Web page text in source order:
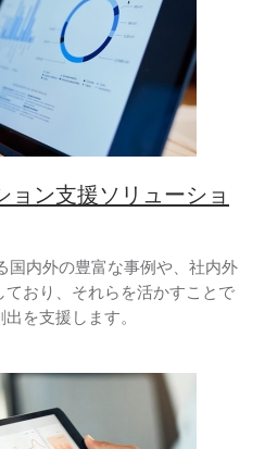
ョン支援ソリューショ
国内外の豊富な事例や、社内外
おり、それらを活かすことで
を支援します。